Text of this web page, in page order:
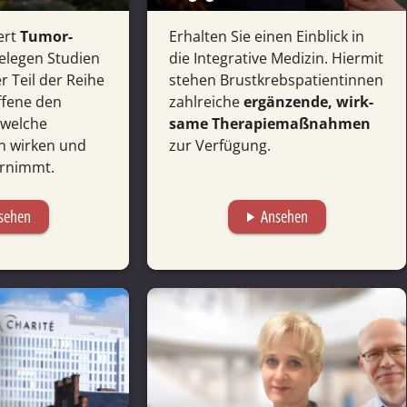
Tumor-
Studien
Teil der Reihe
den
wirken und
Erhalten Sie einen Ein­blick in
die Integrative Medizin. Hiermit
stehen Brust­krebs­patientinnen
zahl­reicheergänzende, wirk­
same Therapie­maß­nahmen
zur Verfügung.
play_arrow Ansehen